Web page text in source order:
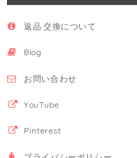
返品·交換について
Blog
お問い合わせ
YouTube
Pinterest